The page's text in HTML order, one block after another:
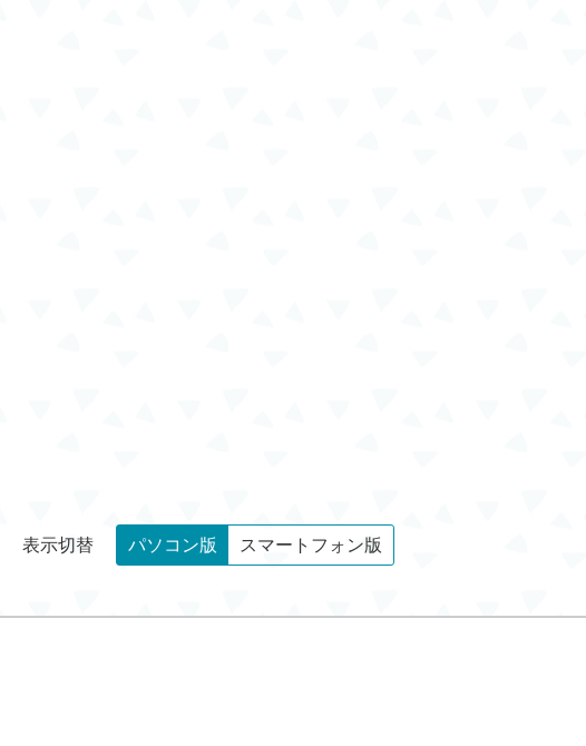
表示切替 パソコン版 スマートフォン版